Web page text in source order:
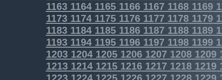
11631164116511661167 11681169
11731174117511761177 11781179
11831184118511861187 11881189
11931194119511961197 11981199
12031204120512061207 12081209
12131214121512161217 12181219